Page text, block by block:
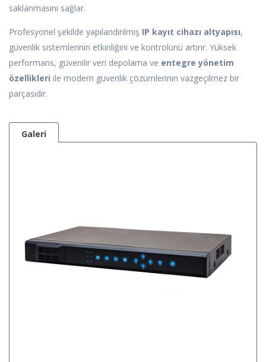
saklanmasını sağlar.
Profesyonel şekilde yapılandırılmış IP kayıt cihazı altyapısı,
güvenlik sistemlerinin etkinliğini ve kontrolünü artırır. Yüksek
performans, güvenilir veri depolama ve entegre yönetim
özellikleri ile modern güvenlik çözümlerinin vazgeçilmez bir
parçasıdır.
Galeri